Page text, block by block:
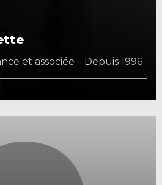
et associée – Depuis 1996